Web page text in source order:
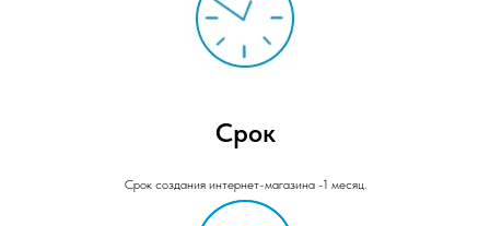
Срок
Срок создания интернет-магазина -1 месяц.